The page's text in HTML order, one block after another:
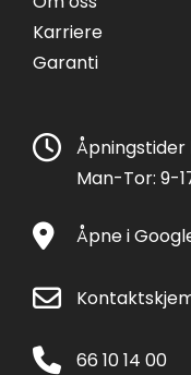
Karriere
Garanti
Man-Tor: 9-
Åpne i
66 10 14 00